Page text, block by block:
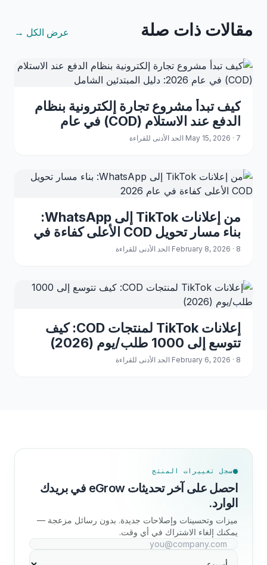
مقالات ذات صلة عرض الكل →
كيف تبدأ مشروع تجارة إلكترونية بنظام
الدفع عند الاستلام (COD) في عام
2026: دليل المبتدئين الشامل
May 15, 2026 · 7 الحد الأدنى للقراءة
من إعلانات TikTok إلى WhatsApp:
بناء مسار تحويل COD الأعلى كفاءة في
عام 2026
February 8, 2026 · 8 الحد الأدنى للقراءة
إعلانات TikTok لمنتجات COD: كيف
تتوسع إلى 1000 طلب/يوم (2026)
February 6, 2026 · 8 الحد الأدنى للقراءة
سجل تغييرات المنتج
احصل على آخر تحديثات eGrow في بريدك
الوارد.
ميزات وتحسينات وإصلاحات جديدة. بدون رسائل مزعجة —
يمكنك إلغاء الاشتراك في أي وقت.